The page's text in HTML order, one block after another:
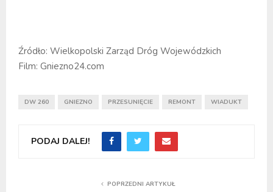
Źródło: Wielkopolski Zarząd Dróg Wojewódzkich
Film: Gniezno24.com
DW 260 GNIEZNO PRZESUNIĘCIE REMONT WIADUKT
PODAJ DALEJ!
POPRZEDNI ARTYKUŁ